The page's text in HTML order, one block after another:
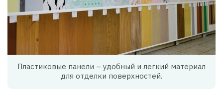
Пластиковые панели – удобный и легкий материал
для отделки поверхностей.